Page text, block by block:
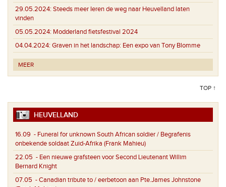
29.05.2024: Steeds meer Ieren de weg naar Heuvelland laten
vinden
05.05.2024: Modderland fietsfestival 2024
04.04.2024: Graven in het landschap: Een expo van Tony Blomme
MEER
TOP ↑
HEUVELLAND
16.09 - Funeral for unknown South African soldier / Begrafenis
onbekende soldaat Zuid-Afrika (Frank Mahieu)
22.05 - Een nieuwe grafsteen voor Second Lieutenant Willim
Bernard Knight
07.05 - Canadian tribute to / eerbetoon aan Pte.James Johnstone